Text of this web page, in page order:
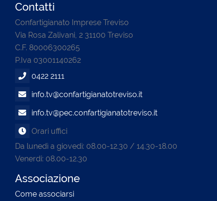
Contatti
Confartigianato Imprese Treviso
Via Rosa Zalivani, 2 31100 Treviso
C.F. 80006300265
P.Iva 03001140262
0422 2111
info.tv@confartigianatotreviso.it
info.tv@pec.confartigianatotreviso.it
Orari uffici
Da lunedì a giovedì: 08.00-12.30 / 14.30-18.00
Venerdi: 08.00-12.30
Associazione
Come associarsi